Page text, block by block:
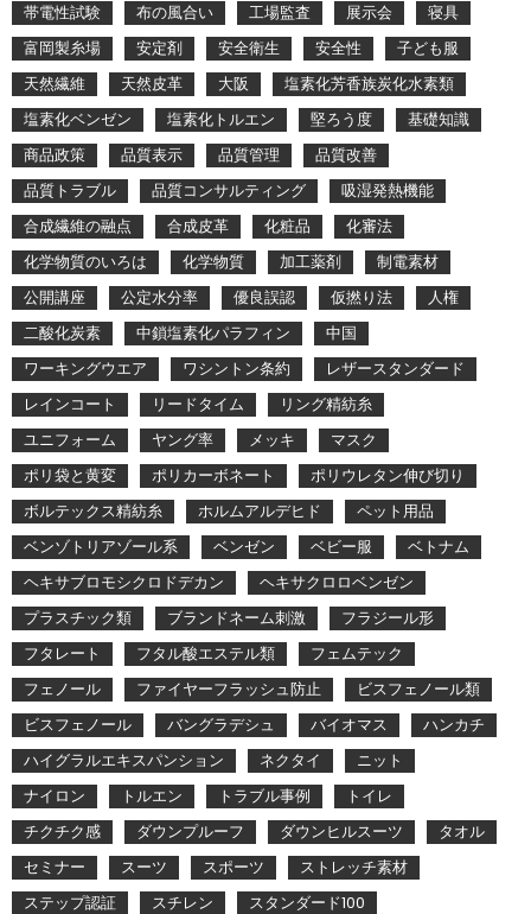
帯電性試験
布の風合い 工場監査 展示会
寝具
富岡製糸場
安定剤 安全衛生 安全性
子ども服
天然繊維
天然皮革 大阪
塩素化芳香族炭化水素類
塩素化ベンゼン
塩素化トルエン 堅ろう度
基礎知識
商品政策
品質表示 品質管理
品質改善
品質トラブル
品質コンサルティング
吸湿発熱機能
合成繊維の融点
合成皮革 化粧品
化審法
化学物質のいろは
化学物質 加工薬剤
制電素材
公開講座
公定水分率 優良誤認 仮撚り法
人権
二酸化炭素
中鎖塩素化パラフィン
中国
ワーキングウエア
ワシントン条約
レザースタンダード
レインコート
リードタイム
リング精紡糸
ユニフォーム
ヤング率 メッキ
マスク
ポリ袋と黄変
ポリカーボネート
ポリウレタン伸び切り
ボルテックス精紡糸
ホルムアルデヒド
ペット用品
ベンゾトリアゾール系
ベンゼン ベビー服
ベトナム
ヘキサブロモシクロドデカン
ヘキサクロロベンゼン
プラスチック類
ブランドネーム刺激
フラジール形
フタレート
フタル酸エステル類
フェムテック
フェノール
ファイヤーフラッシュ防止
ビスフェノール類
ビスフェノール
バングラデシュ バイオマス
ハンカチ
ハイグラルエキスパンション
ネクタイ
ニット
ナイロン
トルエン トラブル事例
トイレ
チクチク感
ダウンプルーフ ダウンヒルスーツ
タオル
セミナー
スーツ スポーツ
ストレッチ素材
ステップ認証
スチレン スタンダード100